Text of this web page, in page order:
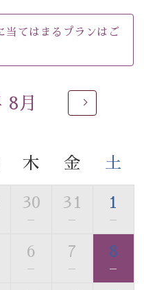
・消毒プログラムの基、
す。
ス（事前予約制）
用意
ウト10時
当てはまるプランはご
8月
木 金 土
30
—
31
—
1
—
6
—
7
—
8
—